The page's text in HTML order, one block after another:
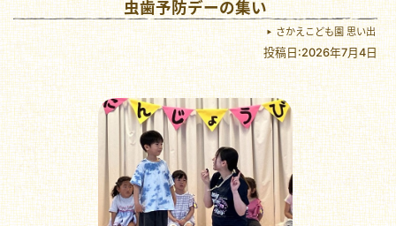
虫歯予防デーの集い
さかえこども園 思い出
投稿日:2026年7月4日